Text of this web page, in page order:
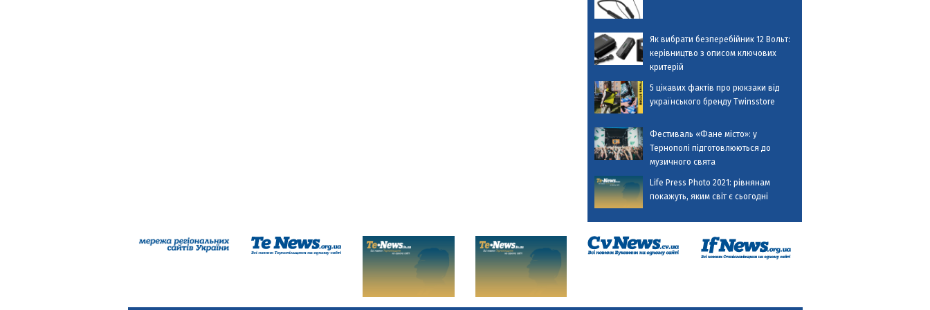
Як вибрати безперебійник 12 Вольт:
керівництво з описом ключових
критерій
5 цікавих фактів про рюкзаки від
українського бренду Twinsstore
Фестиваль «Фане місто»: у
Тернополі підготовлюються до
музичного свята
Life Press Photo 2021: рівнянам
покажуть, яким світ є сьогодні